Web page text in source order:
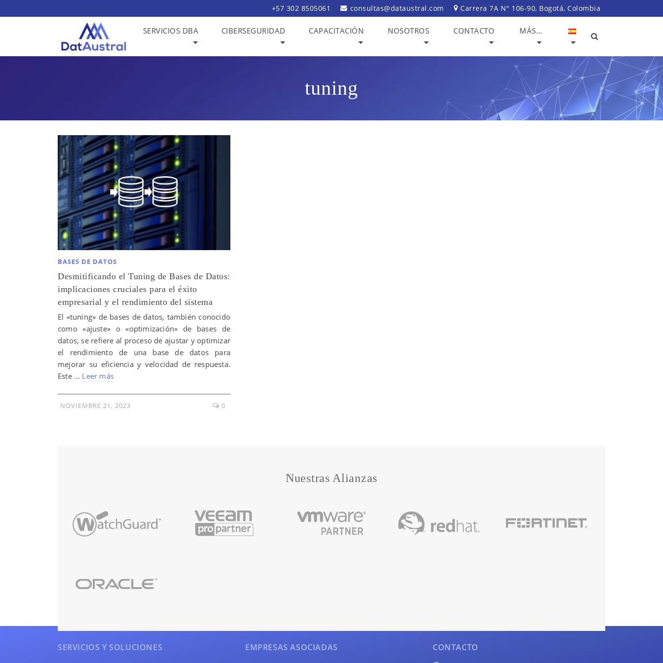
+57 302 8505061 consultas@dataustral.com Carrera 7A N° 106-90, Bogotá, Colombia
SERVICIOS DBA CIBERSEGURIDAD CAPACITACIÓN NOSOTROS CONTACTO MÁS…
tuning
BASES DE DATOS
Desmitificando el Tuning de Bases de Datos:
implicaciones cruciales para el éxito
empresarial y el rendimiento del sistema
El «tuning» de bases de datos, también conocido
como «ajuste» o «optimización» de bases de
datos, se refiere al proceso de ajustar y optimizar
el rendimiento de una base de datos para
mejorar su eficiencia y velocidad de respuesta.
Este … Leer más
NOVIEMBRE 21, 2023 0
Nuestras Alianzas
SERVICIOS Y SOLUCIONES EMPRESAS ASOCIADAS CONTACTO